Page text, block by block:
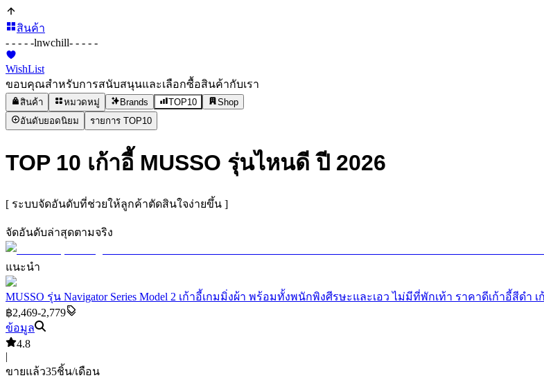
สินค้า
- - - - -lnwchill- - - - -
WishList
ขอบคุณสำหรับการสนับสนุนและเลือกซื้อสินค้ากับเรา
สินค้า หมวดหมู่ Brands TOP10
Shop
อันดับยอดนิยม
รายการ TOP10
TOP 10 เก้าอี้ MUSSO รุ่นไหนดี ปี 2026
[ ระบบจัดอันดับที่ช่วยให้ลูกค้าตัดสินใจง่ายขึ้น ]
จัดอันดับล่าสุดตามจริง
แนะนำ
MUSSO รุ่น Navigator Series Model 2 เก้าอี้เกมมิ่งผ้า พร้อมทั้งพนักพิงศีรษะและเอว ไม่มีที่พักเท้า ราคาดีเก้าอี้สีดำ
฿2,469-2,779
ข้อมูล
4.8
|
ขายแล้ว35ชิ้น/เดือน